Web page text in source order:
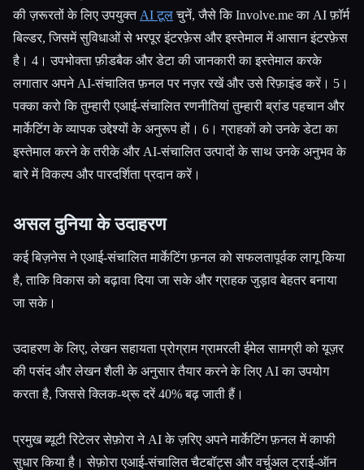
की ज़रूरतों के लिए उपयुक्त AI टूलचुनें, जैसे कि Involve.me का AI फ़ॉर्म
बिल्डर, जिसमें सुविधाओं से भरपूर इंटरफ़ेस और इस्तेमाल में आसान इंटरफ़ेस
है। 4। उपभोक्ता फ़ीडबैक और डेटा की जानकारी का इस्तेमाल करके
लगातार अपने AI-संचालित फ़नल पर नज़र रखें और उसे रिफ़ाइंड करें। 5।
पक्का करो कि तुम्हारी एआई-संचालित रणनीतियां तुम्हारी ब्रांड पहचान और
मार्केटिंग के व्यापक उद्देश्यों के अनुरूप हों। 6। ग्राहकों को उनके डेटा का
इस्तेमाल करने के तरीके और AI-संचालित उत्पादों के साथ उनके अनुभव के
बारे में विकल्प और पारदर्शिता प्रदान करें।
असल दुनिया के उदाहरण
कई बिज़नेस ने एआई-संचालित मार्केटिंग फ़नल को सफलतापूर्वक लागू किया
है, ताकि विकास को बढ़ावा दिया जा सके और ग्राहक जुड़ाव बेहतर बनाया
जा सके।
उदाहरण के लिए, लेखन सहायता प्रोग्राम ग्रामरली ईमेल सामग्री को यूज़र
की पसंद और लेखन शैली के अनुसार तैयार करने के लिए AI का उपयोग
करता है, जिससे क्लिक-थ्रू दरें 40% बढ़ जाती हैं।
प्रमुख ब्यूटी रिटेलर सेफ़ोरा ने AI के ज़रिए अपने मार्केटिंग फ़नल में काफी
सुधार किया है। सेफ़ोरा एआई-संचालित चैटबॉट्स और वर्चुअल ट्राई-ऑन